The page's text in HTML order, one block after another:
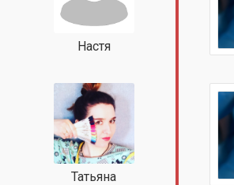
Настя
Татьяна